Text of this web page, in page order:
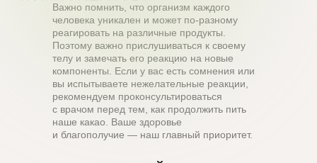
Важно помнить, что организм каждого
человека уникален и может по-разному
реагировать на различные продукты.
Поэтому важно прислушиваться к своему
телу и замечать его реакцию на новые
компоненты. Если у вас есть сомнения или
вы испытываете нежелательные реакции,
рекомендуем проконсультироваться
с врачом перед тем, как продолжить пить
наше какао. Ваше здоровье
и благополучие — наш главный приоритет.